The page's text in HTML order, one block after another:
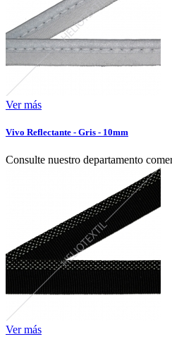
Ver más
Vivo Reflectante - Gris - 10mm
Consulte nuestro departamento
Ver más